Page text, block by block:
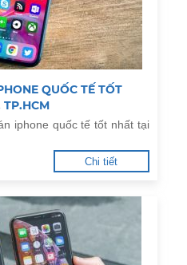
QUỐC TẾ TỐT
iphone quốc tế tốt nhất tại
Chi tiết